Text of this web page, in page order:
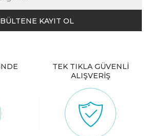
KAYIT OL
TEK TIKLA GÜVENLİ
ALIŞVERİŞ